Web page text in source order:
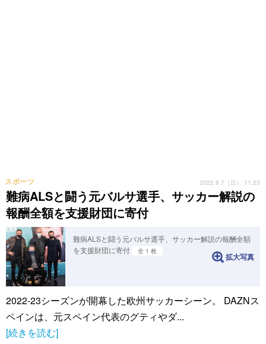
難病ALSと闘う元バルサ選手、サッカー解説の
報酬全額を支援財団に寄付
スポーツ 2022.8.7（日） 11:23
難病ALSと闘う元バルサ選手、サッカー解説の報酬全額
を支援財団に寄付
全 1 枚
拡大写真
2022-23シーズンが開幕した欧州サッカーシーン。 DAZNス
ペインは、元スペイン代表のグティやダ...
[続きを読む]